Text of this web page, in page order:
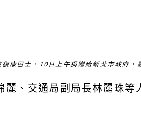
巴士，10日上午捐贈給新北市政府，
、交通局副局長林麗珠